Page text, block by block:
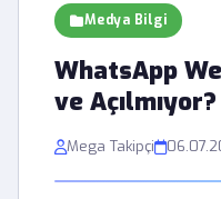
Medya Bilgi
WhatsApp
ve Açılmıyor?
Mega Takipçi